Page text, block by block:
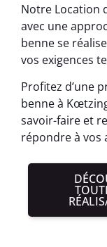
Notre Location
avec une
benne se
vos exigences
Profitez d’une
benne à
savoir-faire et
répondre à